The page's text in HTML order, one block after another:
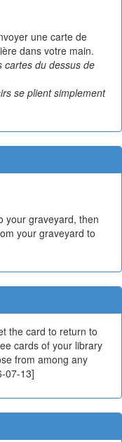
une carte de
dans votre main.
cartes du dessus de
se plient simplement
your graveyard, then
your graveyard to
the card to return to
cards of your library
from among any
07-13]